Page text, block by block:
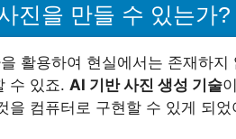
진을 만들 수 있는가?
을 활용하여 현실에서는 존재하
수 있죠. AI 기반 사진 생성 기술
을 컴퓨터로 구현할 수 있게 되었